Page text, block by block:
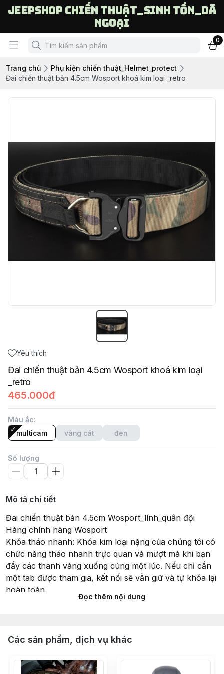
Jeepshop chiến thuật_sinh tồn_dã
ngoại
0
Trang chủ
Phụ kiện chiến thuật_Helmet_protect
Đai chiến thuật bản 4.5cm Wosport khoá kim loại _retro
Yêu thích
Đai chiến thuật bản 4.5cm Wosport khoá kim loại
_retro
465.000đ
Màu ắc:
multicam
vàng cát đen
Số lượng
Mô tả chi tiết
Đai chiến thuật bản 4.5cm Wosport_lính_quân đội
Hàng chính hãng Wosport
Khóa tháo nhanh: Khóa kim loại nặng của chúng tôi có
chức năng tháo nhanh trực quan và mượt mà khi bạn
đẩy các thanh vàng xuống cùng một lúc. Nếu chỉ cần
một tab được tham gia, kết nối sẽ vẫn giữ và tự khóa lại
hoàn toàn.
Kích thước đai chiến thuật: Chiều dài: (125cm), Chiều
âu, quần chiến thuật và quần ngoài trời cũng như sử
ngoài trời, chiến thuật và thả nhanh. Thắt lưng chắc
Đọc thêm nội dung
Các sản phẩm, dịch vụ khác